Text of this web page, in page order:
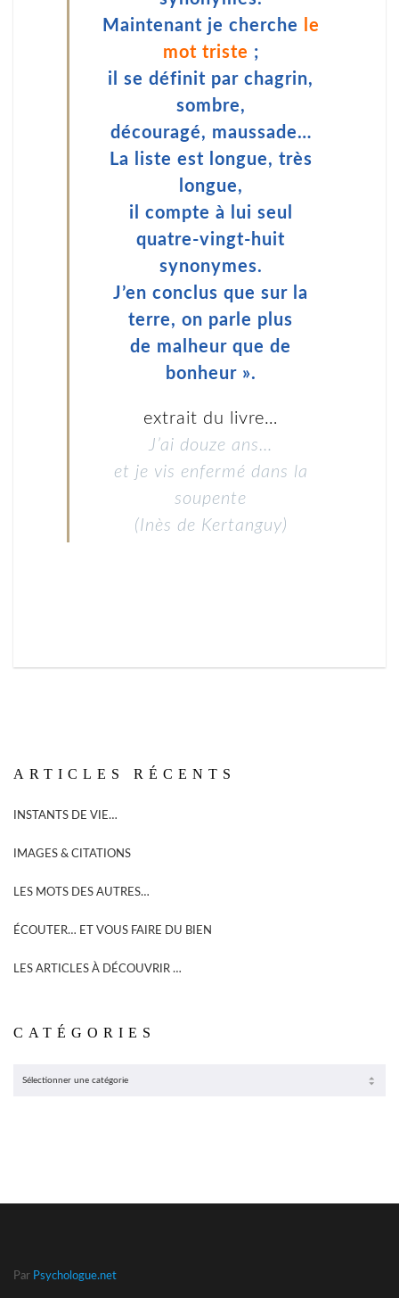
Maintenant je cherche
le
mot triste ;
il se définit par chagrin,
sombre,
découragé, maussade…
La liste est longue, très
longue,
il compte à lui seul
quatre-vingt-huit
synonymes.
J’en conclus que sur la
terre, on parle plus
de malheur que de
bonheur ».
extrait du livre…
J’ai douze ans…
et je vis enfermé dans la
soupente
(Inès de Kertanguy)
ARTICLES RÉCENTS
INSTANTS DE VIE…
IMAGES & CITATIONS
LES MOTS DES AUTRES…
ÉCOUTER… ET VOUS FAIRE DU BIEN
LES ARTICLES À DÉCOUVRIR …
CATÉGORIES
Par Psychologue.net